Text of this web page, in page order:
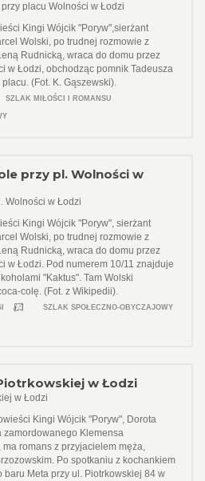
placu Wolności w Łodzi
Kingi Wójcik "Poryw",sierżant
Wolski, po trudnej rozmowie z
Rudnicką, wraca do domu przez
w Łodzi, obchodząc pomnik Tadeusza
(Fot. K. Gąszewski).
SZLAK MIŁOŚCI I ROMANSU
przy pl. Wolności w
Wolności w Łodzi
Kingi Wójcik "Poryw", sierżant
Wolski, po trudnej rozmowie z
Rudnicką, wraca do domu przez
w Łodzi. Pod numerem 10/11 znajduje
"Kaktus". Tam Wolski
colę. (Fot. z Wikipedii).
SZLAK SPOŁECZNO-OBYCZAJOWY
w Łodzi
w Łodzi
Kingi Wójcik "Poryw", Dorota
zamordowanego Klemensa
romans z przyjacielem męża,
Po spotkaniu z kochankiem
baru Meta przy ul. Piotrkowskiej 84 w